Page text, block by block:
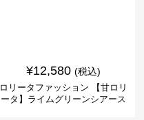
¥12,580 (税込)
ロリータファッション 【甘ロリ
ータ】ライムグリーンシアース